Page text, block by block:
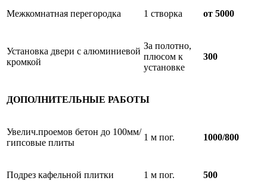
Межкомнатная перегородка 1 створка от 5000
Установка двери с алюминиевой
кромкой
За полотно,
плюсом к
установке
300
ДОПОЛНИТЕЛЬНЫЕ РАБОТЫ
Увелич.проемов бетон до 100мм/
гипсовые плиты
1 м пог. 1000/800
Подрез кафельной плитки 1 м пог. 500